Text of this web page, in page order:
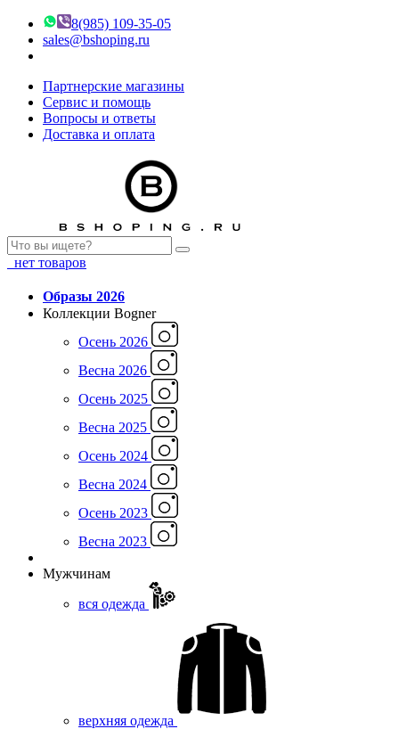
8(985) 109-35-05
sales@bshoping.ru
Партнерские магазины
Сервис и помощь
Вопросы и ответы
Доставка и оплата
нет товаров
Образы 2026
Коллекции Bogner
Осень 2026
Весна 2026
Осень 2025
Весна 2025
Осень 2024
Весна 2024
Осень 2023
Весна 2023
Мужчинам
вся одежда
верхняя одежда